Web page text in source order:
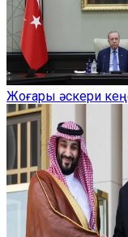
Жоғары әскери